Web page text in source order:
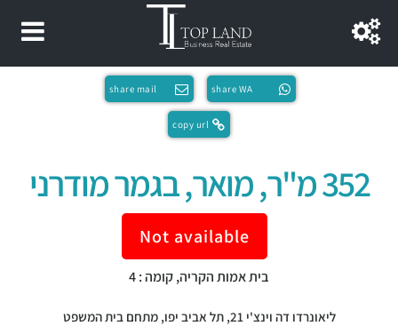
share WA
share mail
copy url
352 מ"ר, מואר, בגמר מודרני
Not available
בית אמות הקריה, קומה : 4
ליאונרדו דה וינצ'י 21, תל אביב יפו,מתחם בית המשפט